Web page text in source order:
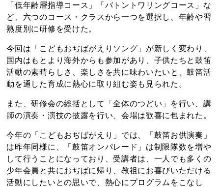
「低年齢層指導コース」「バトントワリングコース」な
ど、六つのコース・クラスから一つを選択し、年齢や習
熟度別に研修を受けた。
今回は「こどもおぢばがえりソング」が新しく変わり、
国内はもとより海外からも参加があり、子供たちと鼓笛
活動の素晴らしさ、楽しさを共に味わいたいと、鼓笛活
動を通した育成に熱心に取り組む姿も見られた。
また、研修会の総括として「全体のつどい」を行い、講
師の演奏・演技の披露を行い、会場は歓喜に包まれた。
今年の「こどもおぢばがえり」では、「鼓笛お供演奏」
は昨年同様に、「鼓笛オンパレード」は制限隊数を増や
して行うことになっており、受講者は、一人でも多くの
少年会員と共におぢばに帰り、教祖にお喜びいただける
活動にしたいとの思いで、熱心にプログラムをこなし